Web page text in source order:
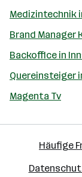
Medizintechnik
Brand Manager
Backoffice in
Quereinsteiger
Magenta Tv
Häufige